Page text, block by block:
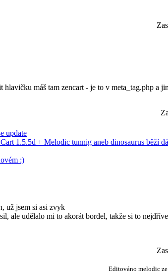
hlavičku máš tam zencart - je to v meta_tag.php a
update
1.5.5d + Melodic tunnig aneb dinosaurus běží
:)
už jsem si asi zvyk
ale udělalo mi to akorát bordel, takže si to
Editováno melodic